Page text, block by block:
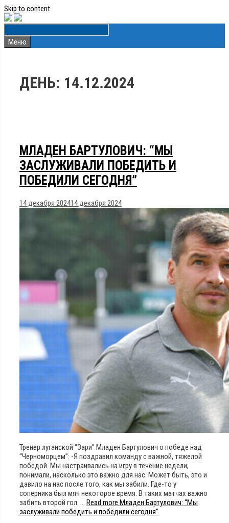
Skip to content
Меню
ДЕНЬ: 14.12.2024
МЛАДЕН БАРТУЛОВИЧ: “МЫ
ЗАСЛУЖИВАЛИ ПОБЕДИТЬ И
ПОБЕДИЛИ СЕГОДНЯ”
14 декабря 202414 декабря 2024
Тренер луганской “Зари” Младен Бартулович о победе над
“Черноморцем”: -Я поздравил команду с важной, тяжелой
победой. Мы настраивались на игру в течение недели,
понимали, насколько это важно для нас. Может быть, это и
давило на нас после того, как мы забили. Где-то у
соперника был мяч некоторое время. В таких матчах важно
забить второй гол. … Read more Младен Бартулович: “Мы
заслуживали победить и победили сегодня”